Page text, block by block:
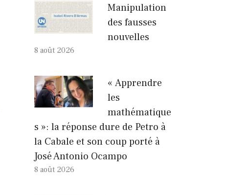
Manipulation
des fausses
nouvelles
8 août 2026
« Apprendre
les
mathématique
s »: la réponse dure de Petro à
la Cabale et son coup porté à
José Antonio Ocampo
8 août 2026